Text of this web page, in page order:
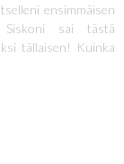
ensimmäisen
Siskoni sai tästä
tällaisen! Kuinka